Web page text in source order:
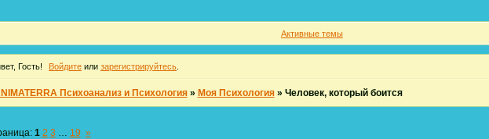
Активные темы
Гость! Войдите или зарегистрируйтесь
Психоанализ и Психология » Моя Психология » Человек, который боится
1 2 3 19 »